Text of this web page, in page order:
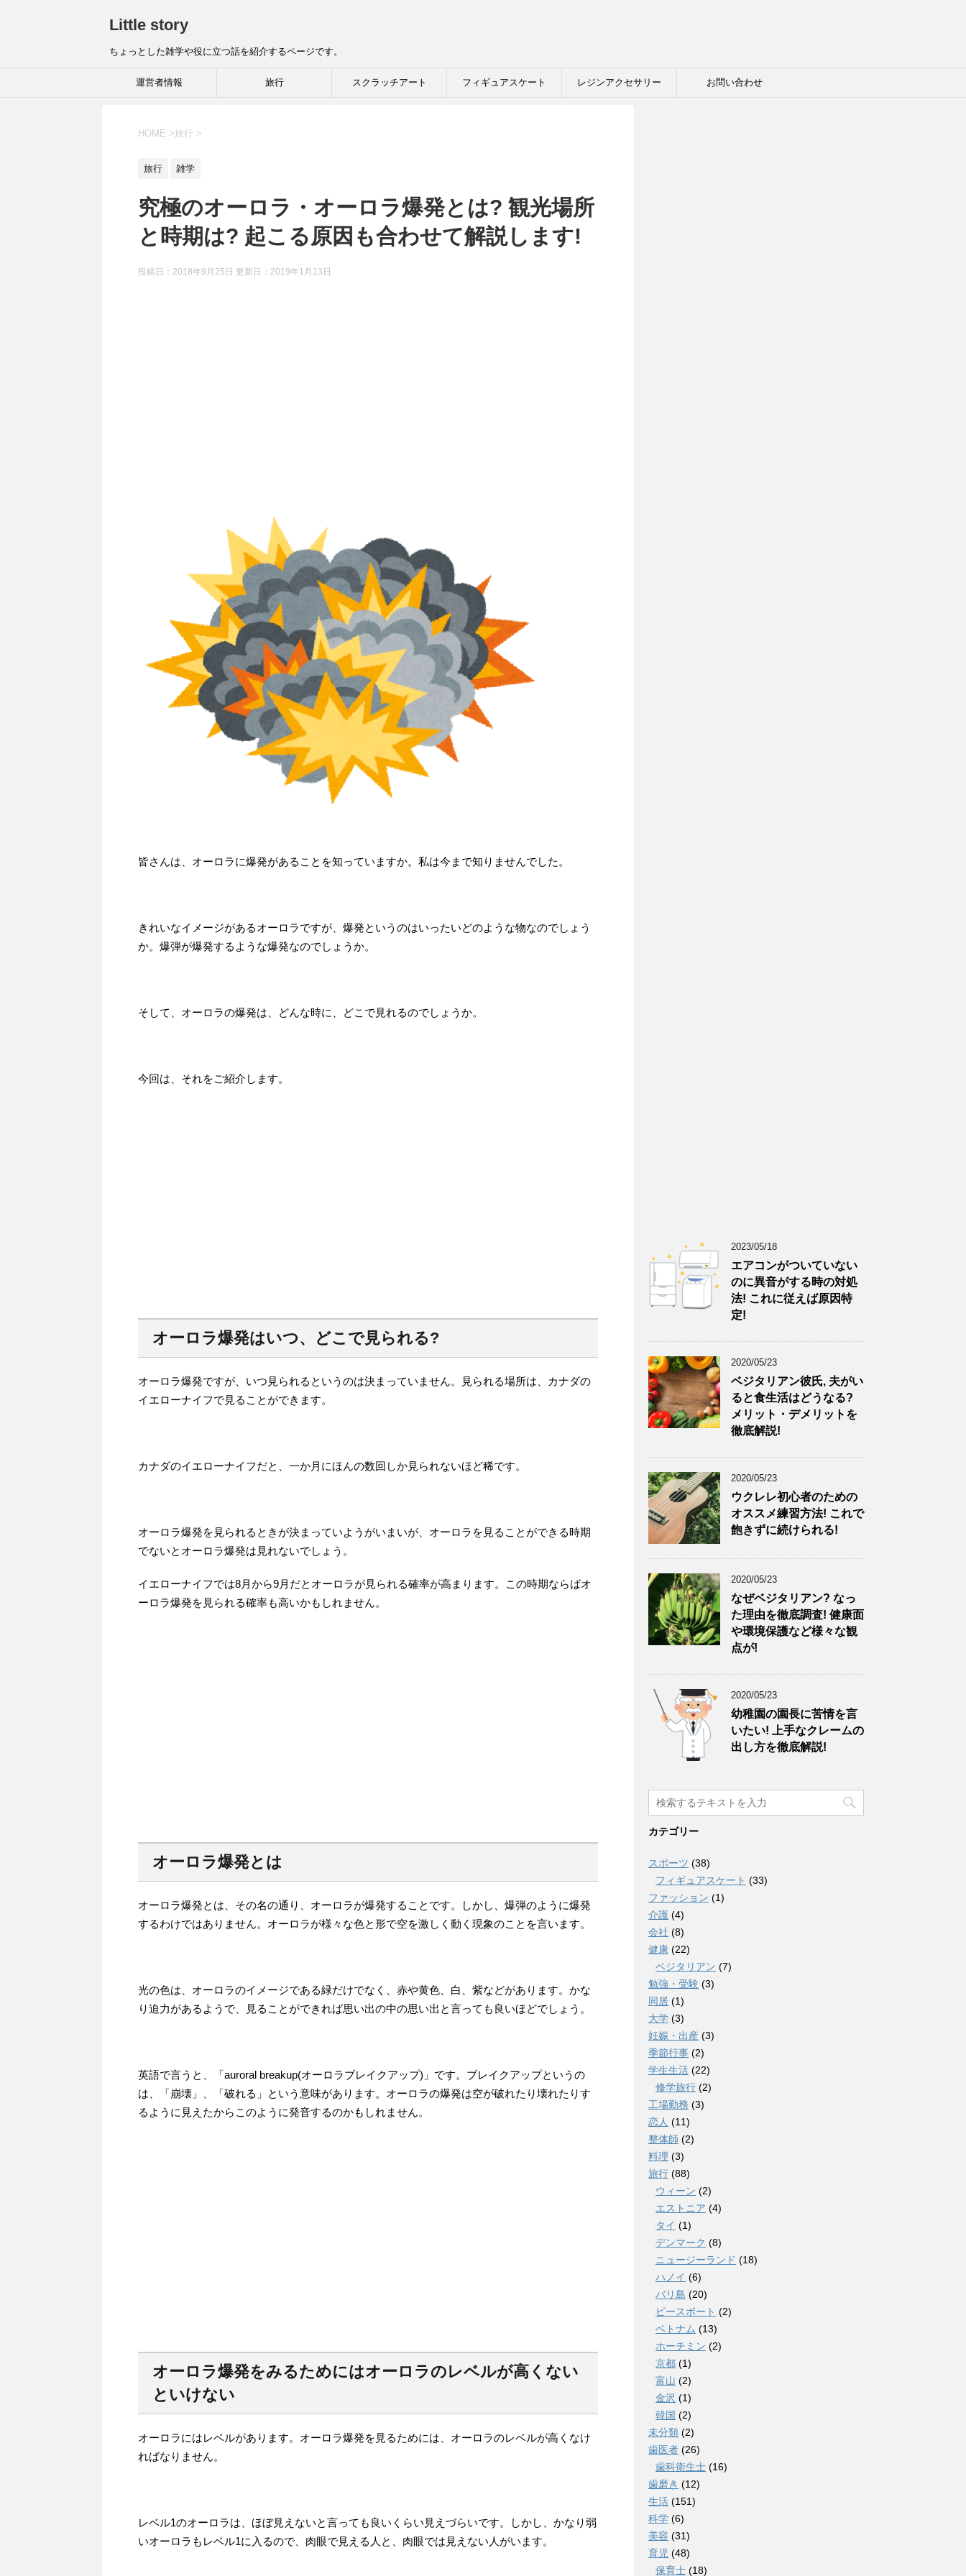
Little story
ちょっとした雑学や役に立つ話を紹介するページです。
運営者情報 旅行 スクラッチアート フィギュアスケート レジンアクセサリー お問い合わせ
HOME >旅行 >
旅行 雑学
究極のオーロラ・オーロラ爆発とは? 観光場所
と時期は? 起こる原因も合わせて解説します!
投稿日：2018年9月25日 更新日： 2019年1月13日
皆さんは、オーロラに爆発があることを知っていますか。私は今まで知りませんでした。
きれいなイメージがあるオーロラですが、爆発というのはいったいどのような物なのでしょう
か。爆弾が爆発するような爆発なのでしょうか。
そして、オーロラの爆発は、どんな時に、どこで見れるのでしょうか。
今回は、それをご紹介します。
オーロラ爆発はいつ、どこで見られる?
オーロラ爆発ですが、いつ見られるというのは決まっていません。見られる場所は、カナダの
イエローナイフで見ることができます。
カナダのイエローナイフだと、一か月にほんの数回しか見られないほど稀です。
オーロラ爆発を見られるときが決まっていようがいまいが、オーロラを見ることができる時期
でないとオーロラ爆発は見れないでしょう。
イエローナイフでは8月から9月だとオーロラが見られる確率が高まります。この時期ならばオ
ーロラ爆発を見られる確率も高いかもしれません。
オーロラ爆発とは
オーロラ爆発とは、その名の通り、オーロラが爆発することです。しかし、爆弾のように爆発
するわけではありません。オーロラが様々な色と形で空を激しく動く現象のことを言います。
光の色は、オーロラのイメージである緑だけでなく、赤や黄色、白、紫などがあります。かな
り迫力があるようで、見ることができれば思い出の中の思い出と言っても良いほどでしょう。
英語で言うと、「auroral breakup(オーロラブレイクアップ)」です。ブレイクアップというの
は、「崩壊」、「破れる」という意味があります。オーロラの爆発は空が破れたり壊れたりす
るように見えたからこのように発音するのかもしれません。
オーロラ爆発をみるためにはオーロラのレベルが高くない
といけない
オーロラにはレベルがあります。オーロラ爆発を見るためには、オーロラのレベルが高くなけ
ればなりません。
レベル1のオーロラは、ほぼ見えないと言っても良いくらい見えづらいです。しかし、かなり弱
いオーロラもレベル1に入るので、肉眼で見える人と、肉眼では見えない人がいます。
2023/05/18
エアコンがついていない
のに異音がする時の対処
法! これに従えば原因特
定!
2020/05/23
ベジタリアン彼氏, 夫がい
ると食生活はどうなる?
メリット・デメリットを
徹底解説!
2020/05/23
ウクレレ初心者のための
オススメ練習方法! これで
飽きずに続けられる!
2020/05/23
なぜベジタリアン? なっ
た理由を徹底調査! 健康面
や環境保護など様々な観
点が!
2020/05/23
幼稚園の園長に苦情を言
いたい! 上手なクレームの
出し方を徹底解説!
カテゴリー
スポーツ (38)
フィギュアスケート (33)
ファッション (1)
介護 (4)
会社 (8)
健康 (22)
ベジタリアン (7)
勉強・受験 (3)
同居 (1)
大学 (3)
妊娠・出産 (3)
季節行事 (2)
学生生活 (22)
修学旅行 (2)
工場勤務 (3)
恋人 (11)
整体師 (2)
料理 (3)
旅行 (88)
ウィーン (2)
エストニア (4)
タイ (1)
デンマーク (8)
ニュージーランド (18)
ハノイ (6)
バリ島 (20)
ピースボート (2)
ベトナム (13)
ホーチミン (2)
京都 (1)
富山 (2)
金沢 (1)
韓国 (2)
未分類 (2)
歯医者 (26)
歯科衛生士 (16)
歯磨き (12)
生活 (151)
科学 (6)
美容 (31)
育児 (48)
保育士 (18)